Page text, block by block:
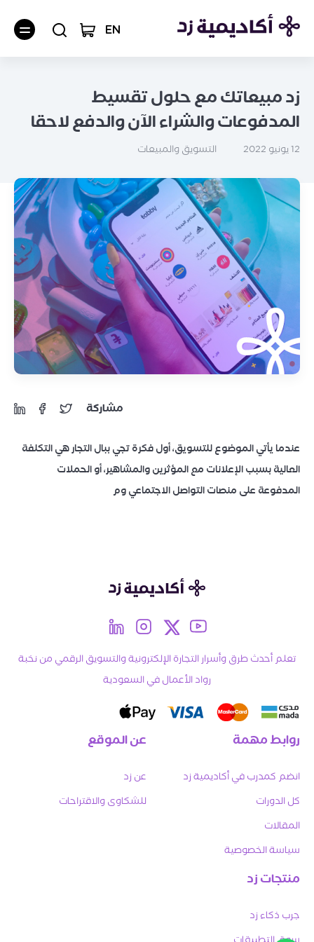
EN
زد مبيعاتك مع حلول تقسيط
المدفوعات والشراء الآن والدفع لاحقا
التسويق والمبيعات
مشاركة
عندما يأتي الموضوع للتسويق، أول فكرة تجي ببال التجار هي التكلفة
العالية بسبب الإعلانات مع المؤثرين والمشاهير، أو الحملات
المدفوعة على منصات التواصل الاجتماعي وم
تعلم أحدث طرق وأسرار التجارة الإلكترونية والتسويق الرقمي من نخبة
رواد الأعمال في السعودية
روابط مهمة
انضم كمدرب في أكاديمية زد
كل الدورات
المقالات
سياسة الخصوصية
عن الموقع
عن زد
للشكاوى والاقتراحات
منتجات زد
جرب ذكاء زد